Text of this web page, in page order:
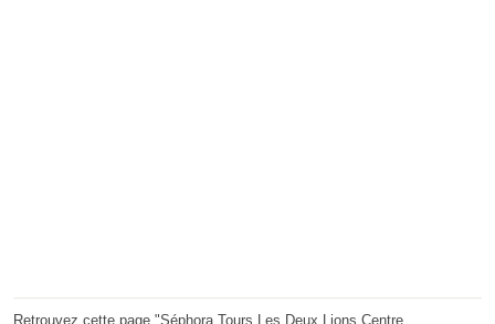
Retrouvez cette page "Séphora Tours Les Deux Lions Centre